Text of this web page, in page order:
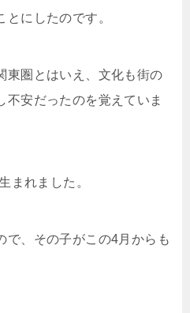
にしたのです。
東圏とはいえ、文化も街の
不安だったのを覚えていま
まれました。
で、その子がこの4月からも